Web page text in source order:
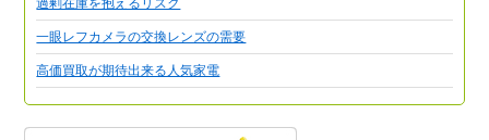
過剰在庫を抱えるリスク
一眼レフカメラの交換レンズの需要
高価買取が期待出来る人気家電